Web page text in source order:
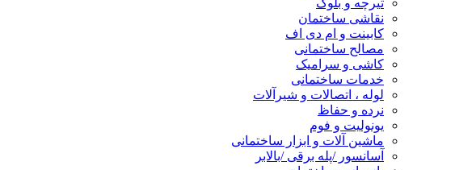
تیرچه و بلوک
نقاشی ساختمان
کابینت و ام دی اف
مصالح ساختمانی
کاشی و سرامیک
خدمات ساختمانی
لوله ، اتصالات و شیرآلات
نرده و حفاظ
یونولیت و فوم
ماشین آلات و ابزار ساختمانی
آسانسور /پله برقی /بالابر